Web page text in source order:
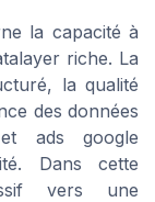
la capacité à
riche. La
la qualité
des données
ads google
Dans cette
vers une